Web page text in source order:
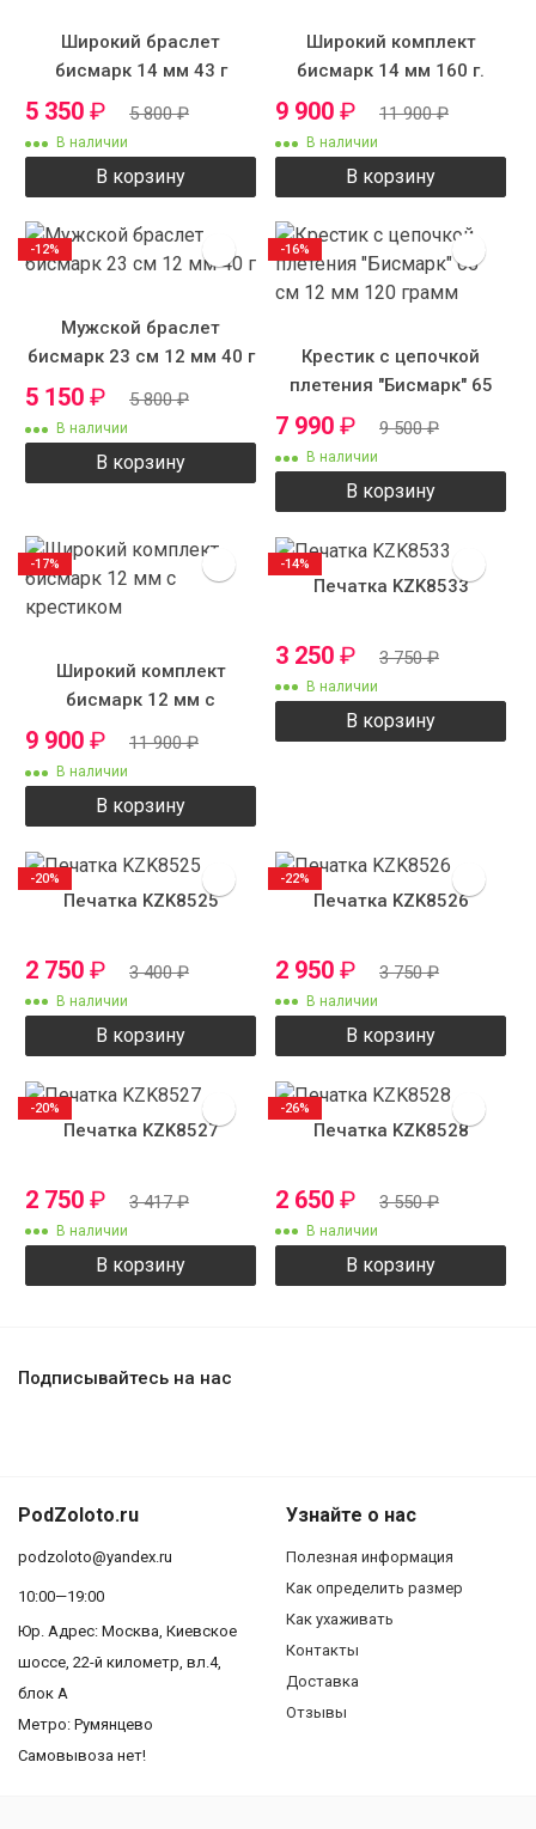
Широкий браслет
бисмарк 14 мм 43 г
5 350 ₽ 5 800₽
В наличии
В корзину
Широкий комплект
бисмарк 14 мм 160 г.
9 900 ₽ 11 900₽
В наличии
В корзину
Мужской браслет
бисмарк 23 см 12 мм 40 г
5 150 ₽ 5 800₽
В наличии
В корзину
-12%
Крестик с цепочкой
плетения "Бисмарк" 65
см 12 мм 120 грамм
7 990 ₽ 9 500₽
В наличии
В корзину
-16%
Широкий комплект
бисмарк 12 мм с
крестиком
9 900 ₽ 11 900₽
В наличии
В корзину
-17%
Печатка KZK8533
3 250 ₽ 3 750₽
В наличии
В корзину
-14%
Печатка KZK8525
2 750 ₽ 3 400₽
В наличии
В корзину
-20%
Печатка KZK8526
2 950 ₽ 3 750₽
В наличии
В корзину
-22%
Печатка KZK8527
2 750 ₽ 3 417₽
В наличии
В корзину
-20%
Печатка KZK8528
2 650 ₽ 3 550₽
В наличии
В корзину
-26%
Подписывайтесь на нас
PodZoloto.ru
podzoloto@yandex.ru
10:00—19:00
Юр. Адреc: Москва, Киевское
шоссе, 22-й километр, вл.4,
блок А
Метро: Румянцево
Самовывоза нет!
Узнайте о нас
Полезная информация
Как определить размер
Как ухаживать
Контакты
Доставка
Отзывы